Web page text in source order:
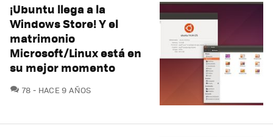
¡Ubuntu llega a la
Windows Store! Y el
matrimonio
Microsoft/Linux está en
su mejor momento
78 COMENTARIOS
HACE 9 AÑOS